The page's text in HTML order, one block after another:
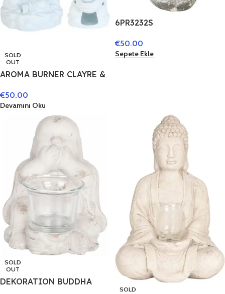
SOLD
OUT
AROMA BURNER CLAYRE &
CM WHITE
€50.00
Devamını Oku
6PR3232S
ENGEL 19*15*21 CM GRAU
€50.00
Sepete Ekle
SOLD
OUT
DEKORATION BUDDHA
SOLD